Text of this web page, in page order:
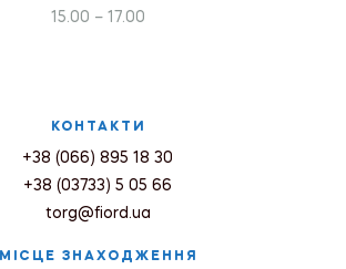
15.00 – 17.00
КОНТАКТИ
+38 (066) 895 18 30
+38 (03733) 5 05 66
torg@fiord.ua
МІСЦЕ ЗНАХОДЖЕННЯ